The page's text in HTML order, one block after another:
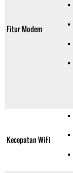
Fitur Modem
Kecepatan WiFi